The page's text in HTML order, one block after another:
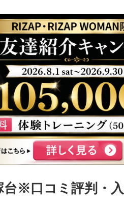
※口コミ評判・